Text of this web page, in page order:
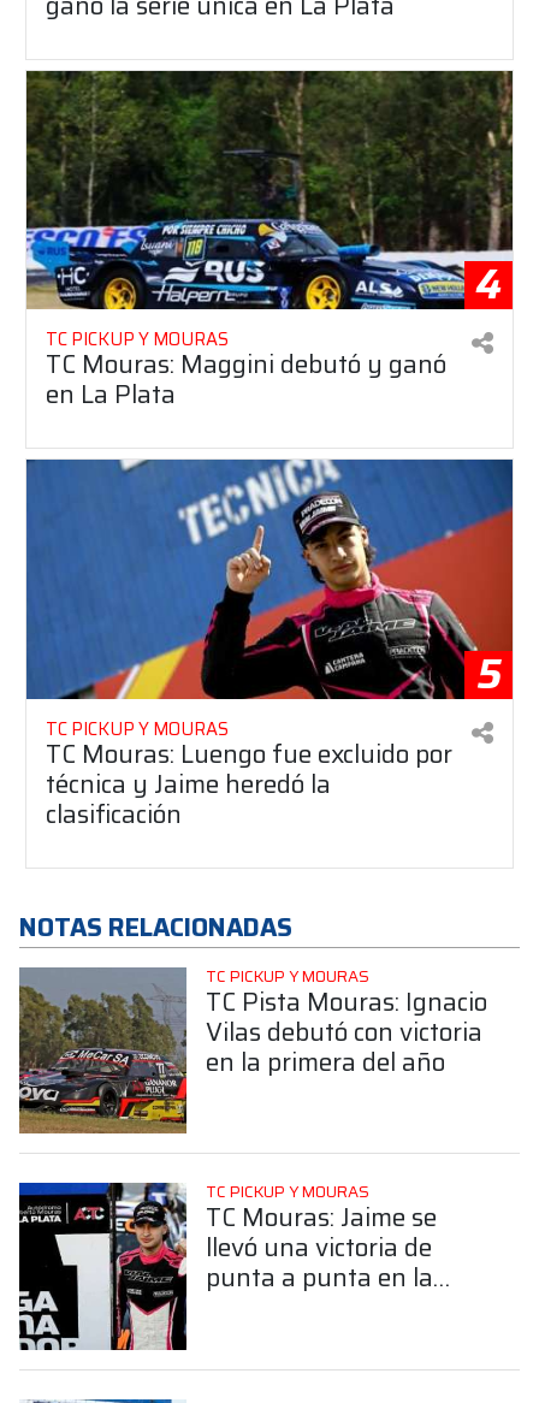
4
TC PICKUP Y MOURAS
TC Mouras: Maggini debutó y ganó
en La Plata
5
TC PICKUP Y MOURAS
TC Mouras: Luengo fue excluido por
técnica y Jaime heredó la
clasificación
NOTAS RELACIONADAS
TC PICKUP Y MOURAS
TC Pista Mouras: Ignacio
Vilas debutó con victoria
en la primera del año
TC PICKUP Y MOURAS
TC Mouras: Jaime se
llevó una victoria de
punta a punta en la